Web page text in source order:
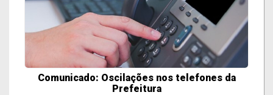
Comunicado: Oscilações nos telefones da
Prefeitura